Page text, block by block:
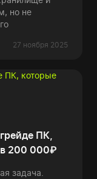
но не
27 ноября 2025
ПК,
200 000₽
задача.